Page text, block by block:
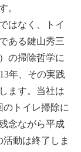
。
はなく、トイ
ある鍵山秀三
の掃除哲学に
年、その実践
ます。当社は
のトイレ掃除に
念ながら平成
動は終了しま